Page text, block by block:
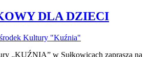
DLA DZIECI
Kultury "Kuźnia"
„KUŹNIA” w Sułkowicach zaprasza na